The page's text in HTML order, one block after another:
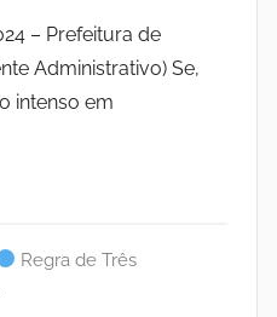
– Prefeitura de
Administrativo) Se,
intenso em
Regra de Três